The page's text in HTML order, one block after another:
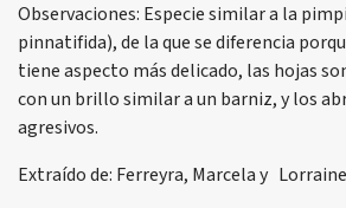
Observaciones: Especie similar a la
pinnatifida), de la que se diferencia
tiene aspecto más delicado, las hojas
con un brillo similar a un barniz, y los
agresivos.
Extraído de: Ferreyra, Marcela y